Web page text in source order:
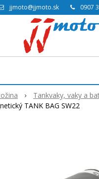
jjmoto@jjmoto.sk 0907
Tankvaky, vaky a
TANK BAG SW22